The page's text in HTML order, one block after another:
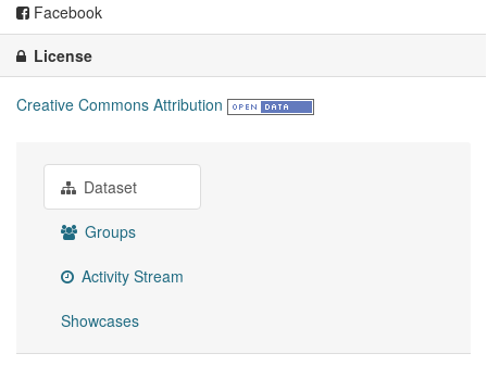
Facebook
License
Creative Commons Attribution
Dataset
Groups
Activity Stream
Showcases